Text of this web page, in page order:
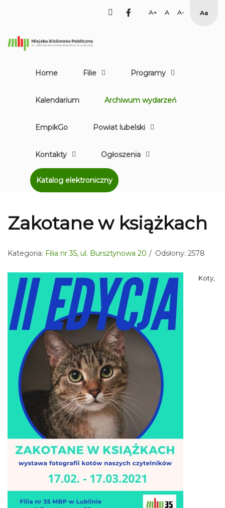
facebook
Set Set
Smaller
High
Home Filie Programy
Kalendarium Archiwum wydarzeń
EmpikGo Powiat lubelski
Kontakty Ogłoszenia
Katalog elektroniczny
Zakotane w książkach
Kategoria: Filia nr 35, ul. Bursztynowa 20 Odsłony: 2578
Koty,